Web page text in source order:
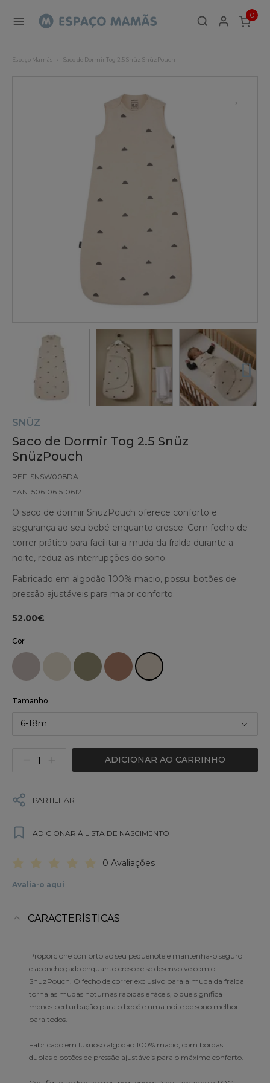
0
ITEMS
Espaço Mamãs Saco de Dormir Tog 2.5 Snüz SnüzPouch
SNÜZ
Saco de Dormir Tog 2.5 Snüz
SnüzPouch
REF: SNSW008DA
EAN: 5061061510612
O saco de dormir SnuzPouch oferece conforto e
segurança ao seu bebé enquanto cresce. Com fecho de
correr prático para facilitar a muda da fralda durante a
noite, reduz as interrupções do sono.
Fabricado em algodão 100% macio, possui botões de
pressão ajustáveis para maior conforto.
52.00€
Cor
Tamanho
6-18m
ADICIONAR AO CARRINHO
PARTILHAR
ADICIONAR À LISTA DE NASCIMENTO
0 Avaliações
Avalia-o aqui
CARACTERÍSTICAS
Proporcione conforto ao seu pequenote e mantenha-o seguro
e aconchegado enquanto cresce e se desenvolve com o
SnuzPouch. O fecho de correr exclusivo para a muda da fralda
torna as mudas noturnas rápidas e fáceis, o que significa
menos perturbação para o bebé e uma noite de sono melhor
para todos.
Fabricado em luxuoso algodão 100% macio, com bordas
duplas e botões de pressão ajustáveis para o máximo conforto.